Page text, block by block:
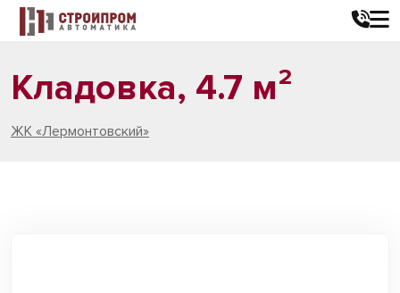
Кладовка, 4.7 м²
ЖК «Лермонтовский»